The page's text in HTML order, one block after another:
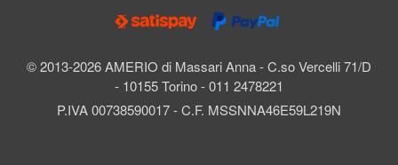
© 2013-2026 AMERIO di Massari Anna - C.so Vercelli 71/D
- 10155 Torino - 011 2478221
P.IVA 00738590017 - C.F. MSSNNA46E59L219N